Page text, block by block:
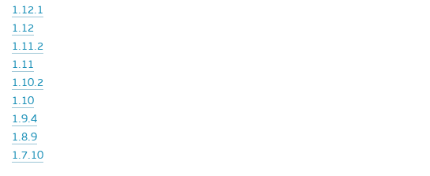
1.12.1
1.12
1.11.2
1.11
1.10.2
1.10
1.9.4
1.8.9
1.7.10